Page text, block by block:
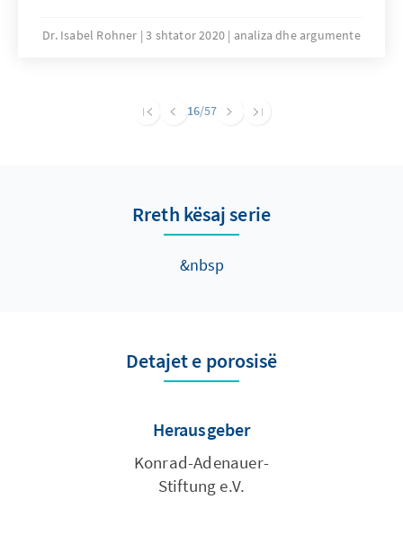
ruft“ ist es gelungen, den Frauenanteil von 32
Dr. Isabel Rohner 3 shtator 2020 analiza dhe argumente
16/57
Rreth kësaj serie
&nbsp
Detajet e porosisë
Herausgeber
Konrad-Adenauer-
Stiftung e.V.